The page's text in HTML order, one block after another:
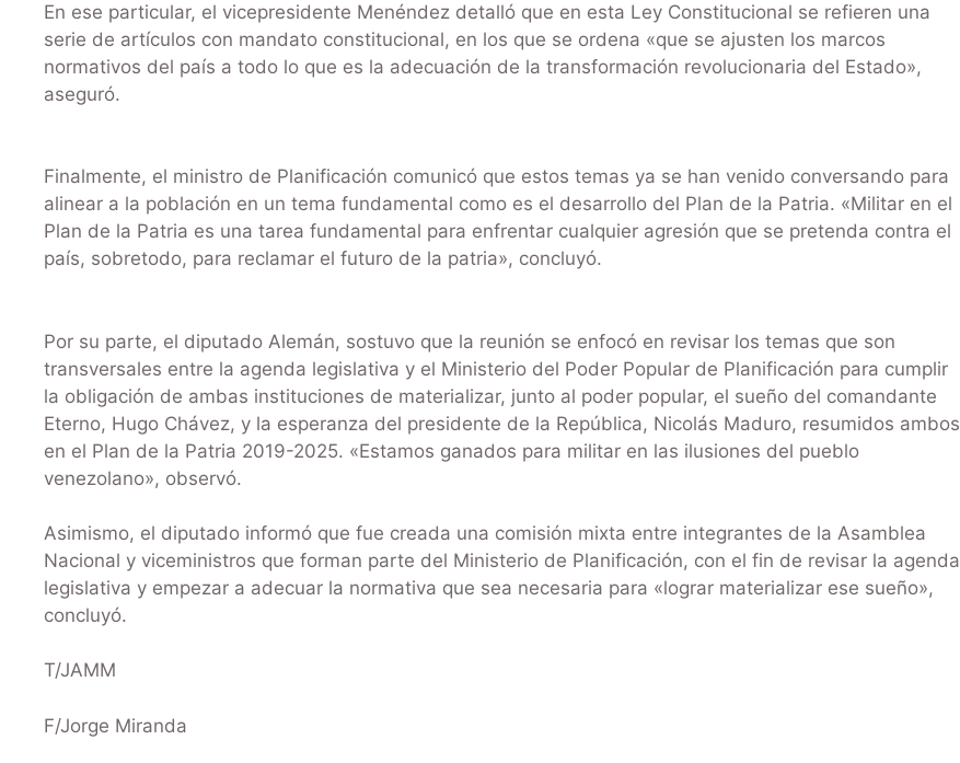
En ese particular, el vicepresidente Menéndez detalló que en esta Ley Constitucional se refieren una
serie de artículos con mandato constitucional, en los que se ordena «que se ajusten los marcos
normativos del país a todo lo que es la adecuación de la transformación revolucionaria del Estado»,
aseguró.
Finalmente, el ministro de Planificación comunicó que estos temas ya se han venido conversando para
alinear a la población en un tema fundamental como es el desarrollo del Plan de la Patria. «Militar en el
Plan de la Patria es una tarea fundamental para enfrentar cualquier agresión que se pretenda contra el
país, sobretodo, para reclamar el futuro de la patria», concluyó.
Por su parte, el diputado Alemán, sostuvo que la reunión se enfocó en revisar los temas que son
transversales entre la agenda legislativa y el Ministerio del Poder Popular de Planificación para cumplir
la obligación de ambas instituciones de materializar, junto al poder popular, el sueño del comandante
Eterno, Hugo Chávez, y la esperanza del presidente de la República, Nicolás Maduro, resumidos ambos
en el Plan de la Patria 2019-2025. «Estamos ganados para militar en las ilusiones del pueblo
venezolano», observó.
Asimismo, el diputado informó que fue creada una comisión mixta entre integrantes de la Asamblea
Nacional y viceministros que forman parte del Ministerio de Planificación, con el fin de revisar la agenda
legislativa y empezar a adecuar la normativa que sea necesaria para «lograr materializar ese sueño»,
concluyó.
T/JAMM
F/Jorge Miranda